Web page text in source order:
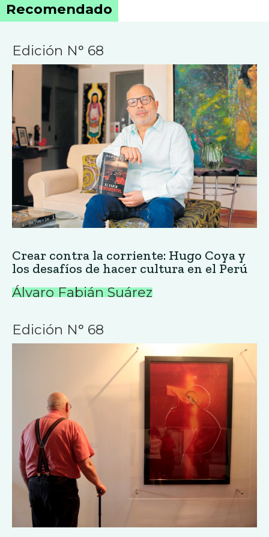
Recomendado
Edición N° 68
Crear contra la corriente: Hugo Coya y
los desafíos de hacer cultura en el Perú
Álvaro Fabián Suárez
Edición N° 68